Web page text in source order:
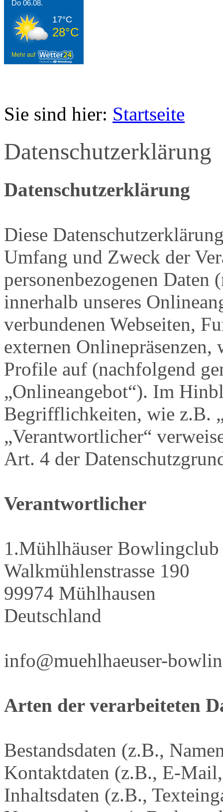
Do 06.08.
17°C
28°C
Mehr auf
Sie sind hier: Startseite
Datenschutzerklärung
Datenschutzerklärung
Diese
Umfang und Zweck der
personenbezogenen Daten
innerhalb unseres
verbundenen Webseiten,
externen
Profile auf (nachfolgend
„Onlineangebot“). Im
Begrifflichkeiten, wie z.B.
„Verantwortlicher“
Art. 4 der
Verantwortlicher
1.Mühlhäuser Bowlingclub
Walkmühlenstrasse 190
99974 Mühlhausen
Deutschland
info@muehlhaeuser-
Arten der verarbeiteten
Bestandsdaten (z.B.,
Kontaktdaten (z.B., E-
Inhaltsdaten (z.B.,